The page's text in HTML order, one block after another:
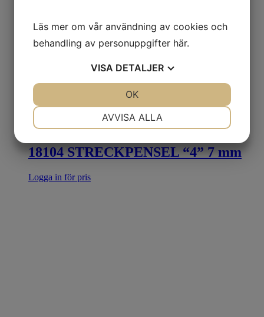
18104 STRECKPENSEL “4” 7 mm
Logga in för pris
Läs mer om vår användning av cookies och
behandling av personuppgifter här.
VISA DETALJER
MARKNADSFÖRING STATISTIK
AVVISA ALLA
OK